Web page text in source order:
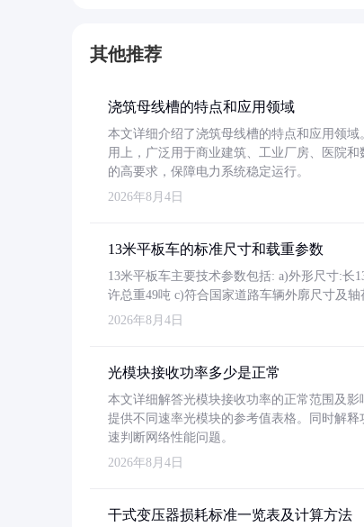
其他推荐
浇筑母线槽的特点和应用领域
本文详细介绍了浇筑母线槽的特点和应用领
用上，广泛用于商业建筑、工业厂房、医院
的高要求，保障电力系统稳定运行。
2026年8月4日
13米平板车的标准尺寸和载重参数
13米平板车主要技术参数包括: a)外形尺寸:长
许总重49吨 c)符合国家道路车辆外廓尺寸及
2026年8月4日
光模块接收功率多少是正常
本文详细解答光模块接收功率的正常范围及
提供不同速率光模块的参考值表格。同时解
速判断网络性能问题。
2026年8月4日
干式变压器损耗标准一览表及计算方法